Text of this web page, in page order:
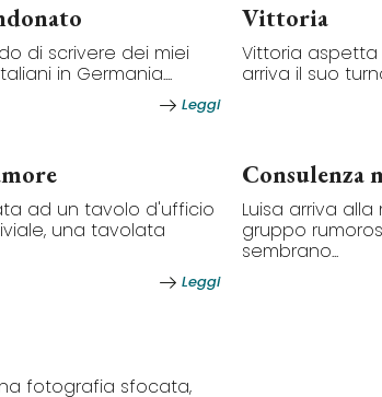
di scrivere dei miei
in Germania....
Leggi
Vittoria
Vittoria
arriva il suo
ad un tavolo d'ufficio
una tavolata
Leggi
Consulenza
Luisa arriva
gruppo
sembrano...
fotografia sfocata,